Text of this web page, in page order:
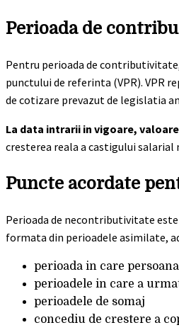
Perioada de
Pentru perioada de
punctului de referinta (VPR). VPR
de cotizare prevazut de legislatia
La data intrarii in vigoare,
cresterea reala a castigului
Puncte acordate
Perioada de necontributivitate
formata din perioadele asimilate,
perioada in care
perioadele in care a
perioadele de somaj
concediu de crestere a